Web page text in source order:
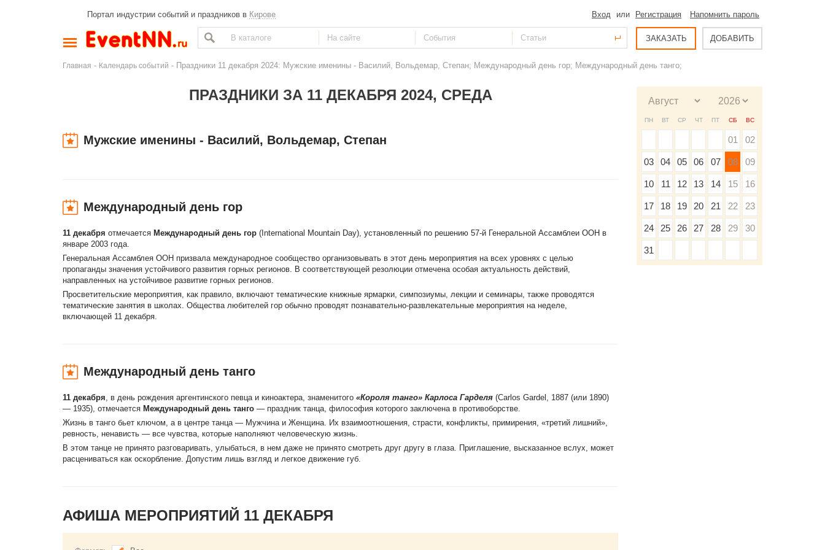
Портал индустрии событий и праздников в Кирове Вход или Регистрация Напомнить пароль
ЗАКАЗАТЬ ДОБАВИТЬ
Главная - Календарь событий - Праздники 11 декабря 2024: Мужские именины - Василий, Вольдемар, Степан; Международный день гор; Международный день танго;
ПРАЗДНИКИ ЗА 11 ДЕКАБРЯ 2024, СРЕДА
Мужские именины - Василий, Вольдемар, Степан
Международный день гор
11 декабря отмечается Международный день гор (International Mountain Day), установленный по решению 57-й Генеральной Ассамблеи ООН в
январе 2003 года.
Генеральная Ассамблея ООН призвала международное сообщество организовывать в этот день мероприятия на всех уровнях с целью
пропаганды значения устойчивого развития горных регионов. В соответствующей резолюции отмечена особая актуальность действий,
направленных на устойчивое развитие горных регионов.
Просветительские мероприятия, как правило, включают тематические книжные ярмарки, симпозиумы, лекции и семинары, также проводятся
тематические занятия в школах. Общества любителей гор обычно проводят познавательно-развлекательные мероприятия на неделе,
включающей 11 декабря.
Международный день танго
11 декабря, в день рождения аргентинского певца и киноактера, знаменитого «Короля танго» Карлоса Гарделя (Carlos Gardel, 1887 (или 1890)
— 1935), отмечается Международный день танго — праздник танца, философия которого заключена в противоборстве.
Жизнь в танго бьет ключом, а в центре танца — Мужчина и Женщина. Их взаимоотношения, страсти, конфликты, примирения, «третий лишний»,
ревность, ненависть — все чувства, которые наполняют человеческую жизнь.
В этом танце не принято разговаривать, улыбаться, в нем даже не принято смотреть друг другу в глаза. Приглашение, высказанное вслух, может
расцениваться как оскорбление. Допустим лишь взгляд и легкое движение губ.
АФИША МЕРОПРИЯТИЙ 11 ДЕКАБРЯ
ПН ВТ СР ЧТ ПТ СБ ВС
01 02
03 04 05 06 07 08 09
10 11 12 13 14 15 16
17 18 19 20 21 22 23
24 25 26 27 28 29 30
31